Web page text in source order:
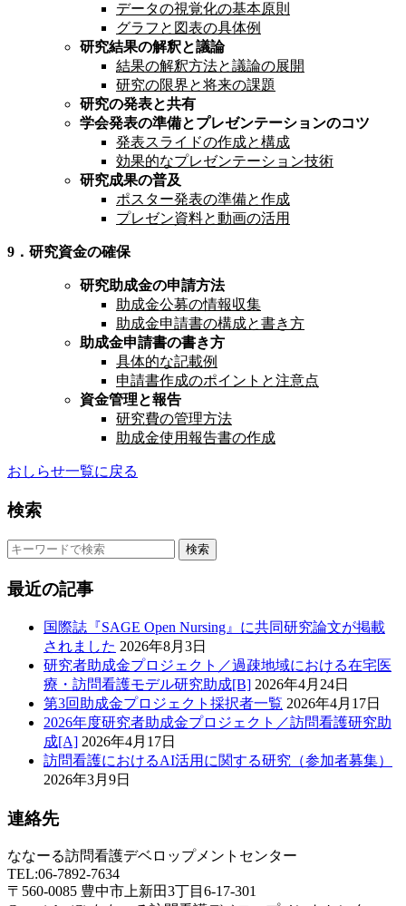
データの視覚化の基本原則
グラフと図表の具体例
研究結果の解釈と議論
結果の解釈方法と議論の展開
研究の限界と将来の課題
研究の発表と共有
学会発表の準備とプレゼンテーションのコツ
発表スライドの作成と構成
効果的なプレゼンテーション技術
研究成果の普及
ポスター発表の準備と作成
プレゼン資料と動画の活用
9．研究資金の確保
研究助成金の申請方法
助成金公募の情報収集
助成金申請書の構成と書き方
助成金申請書の書き方
具体的な記載例
申請書作成のポイントと注意点
資金管理と報告
研究費の管理方法
助成金使用報告書の作成
おしらせ一覧に戻る
検索
検索
最近の記事
国際誌『SAGE Open Nursing』に共同研究論文が掲載
されました 2026年8月3日
研究者助成金プロジェクト／過疎地域における在宅医
療・訪問看護モデル研究助成[B] 2026年4月24日
第3回助成金プロジェクト採択者一覧 2026年4月17日
2026年度研究者助成金プロジェクト／訪問看護研究助
成[A] 2026年4月17日
訪問看護におけるAI活用に関する研究（参加者募集）
2026年3月9日
連絡先
ななーる訪問看護デベロップメントセンター
TEL:06-7892-7634
〒560-0085 豊中市上新田3丁目6-17-301